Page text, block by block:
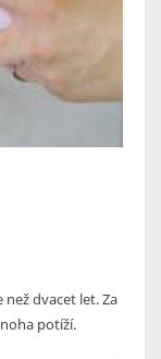
dvacet let. Za
potíží.